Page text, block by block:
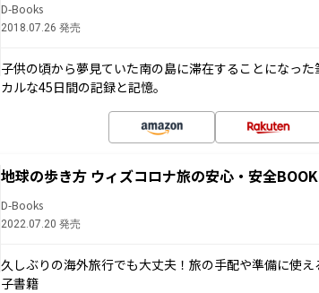
D-Books
2018.07.26 発売
子供の頃から夢見ていた南の島に滞在することになっ
カルな45日間の記録と記憶。
地球の歩き方 ウィズコロナ旅の安心・安全BOOK
D-Books
2022.07.20 発売
久しぶりの海外旅行でも大丈夫！旅の手配や準備に使
子書籍